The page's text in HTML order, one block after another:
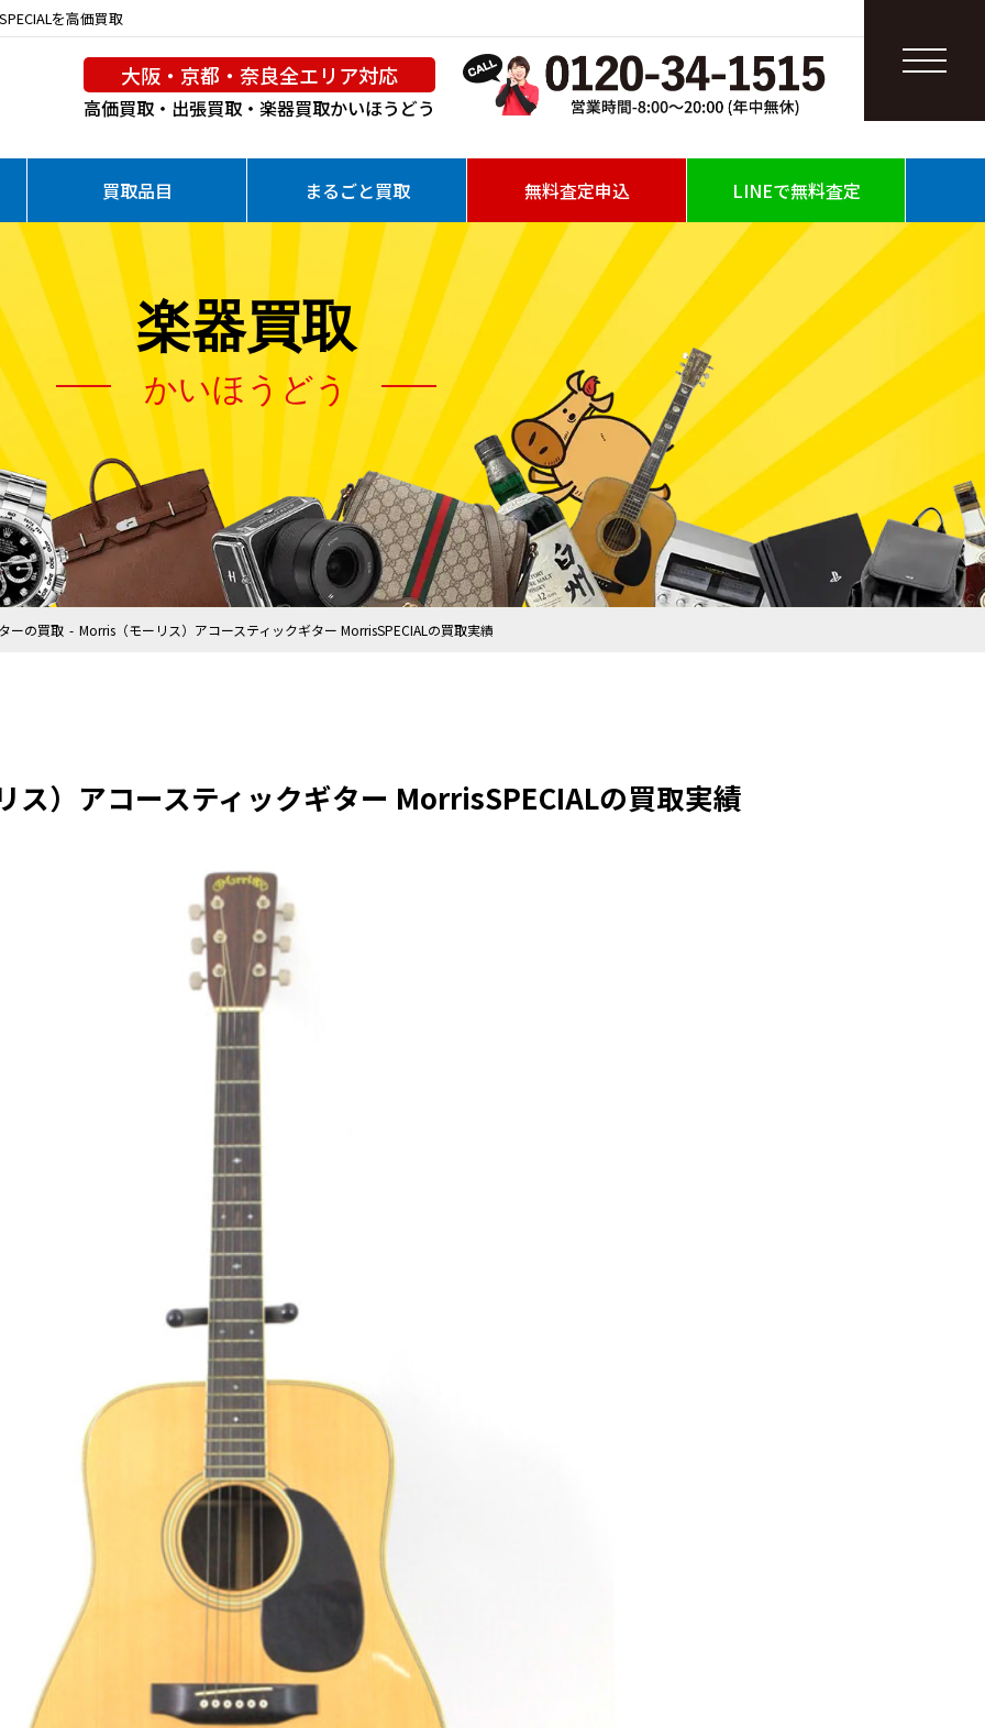
を高価買取
大阪・京都・奈良全エリア対応
高価買取・出張買取・楽器買取かいほうどう
買取品目 まるごと買取 無料査定申込 LINEで無料査定
楽器買取
かいほうどう
ーの買取 Morris（モーリス）アコースティックギター MorrisSPECIALの買取実績
ス）アコースティックギター MorrisSPECIALの買取実績